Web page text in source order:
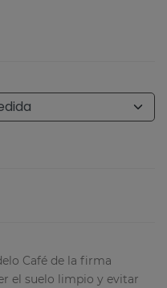
Café de la firma
el suelo limpio y evitar